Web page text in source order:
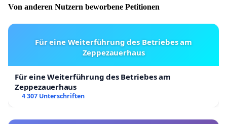
Von anderen Nutzern beworbene Petitionen
Für eine Weiterführung des Betriebes am
Zeppezauerhaus
Für eine Weiterführung des Betriebes am
Zeppezauerhaus
4 307 Unterschriften